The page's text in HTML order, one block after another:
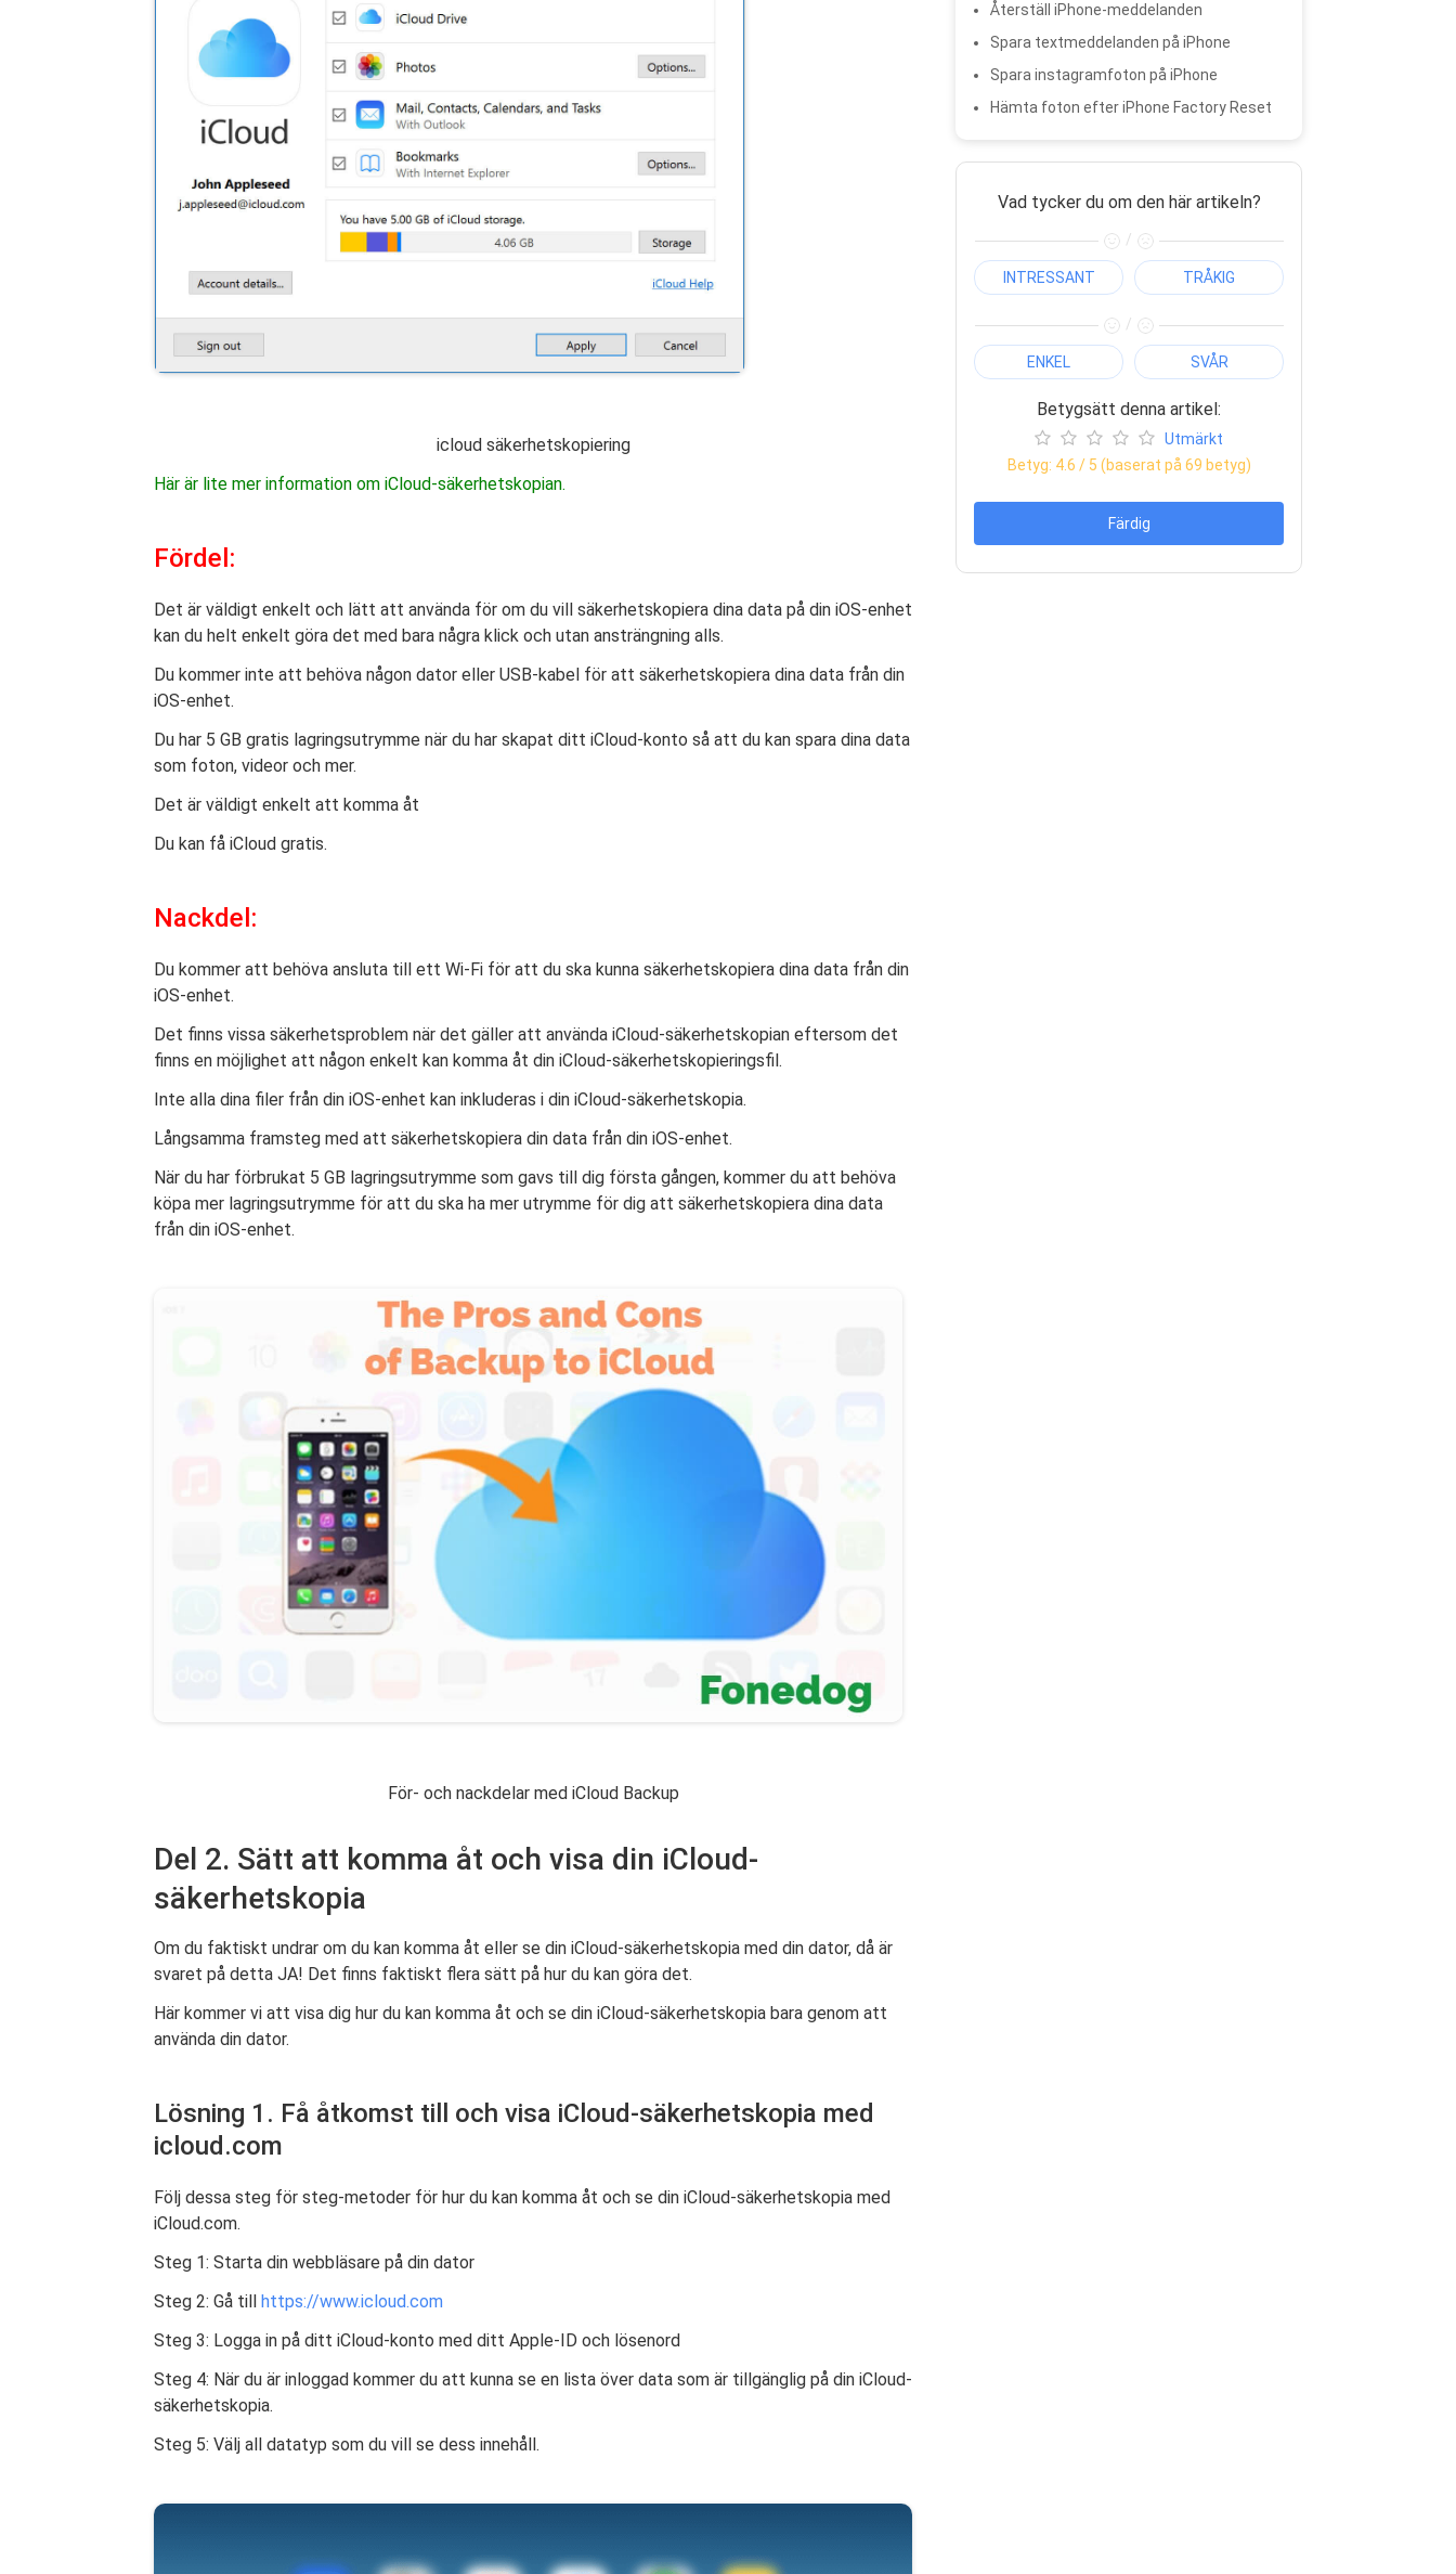
icloud säkerhetskopiering
Här är lite mer information om iCloud-säkerhetskopian.
Fördel:
Det är väldigt enkelt och lätt att använda för om du vill säkerhetskopiera dina data på din iOS-enhet
kan du helt enkelt göra det med bara några klick och utan ansträngning alls.
Du kommer inte att behöva någon dator eller USB-kabel för att säkerhetskopiera dina data från din
iOS-enhet.
Du har 5 GB gratis lagringsutrymme när du har skapat ditt iCloud-konto så att du kan spara dina data
som foton, videor och mer.
Det är väldigt enkelt att komma åt
Du kan få iCloud gratis.
Nackdel:
Du kommer att behöva ansluta till ett Wi-Fi för att du ska kunna säkerhetskopiera dina data från din
iOS-enhet.
Det finns vissa säkerhetsproblem när det gäller att använda iCloud-säkerhetskopian eftersom det
finns en möjlighet att någon enkelt kan komma åt din iCloud-säkerhetskopieringsfil.
Inte alla dina filer från din iOS-enhet kan inkluderas i din iCloud-säkerhetskopia.
Långsamma framsteg med att säkerhetskopiera din data från din iOS-enhet.
När du har förbrukat 5 GB lagringsutrymme som gavs till dig första gången, kommer du att behöva
köpa mer lagringsutrymme för att du ska ha mer utrymme för dig att säkerhetskopiera dina data
från din iOS-enhet.
För- och nackdelar med iCloud Backup
Del 2. Sätt att komma åt och visa din iCloud-
säkerhetskopia
Om du faktiskt undrar om du kan komma åt eller se din iCloud-säkerhetskopia med din dator, då är
svaret på detta JA! Det finns faktiskt flera sätt på hur du kan göra det.
Här kommer vi att visa dig hur du kan komma åt och se din iCloud-säkerhetskopia bara genom att
använda din dator.
Lösning 1. Få åtkomst till och visa iCloud-säkerhetskopia med
icloud.com
Följ dessa steg för steg-metoder för hur du kan komma åt och se din iCloud-säkerhetskopia med
iCloud.com.
Steg 1: Starta din webbläsare på din dator
Steg 2: Gå till https://www.icloud.com
Steg 3: Logga in på ditt iCloud-konto med ditt Apple-ID och lösenord
Steg 4: När du är inloggad kommer du att kunna se en lista över data som är tillgänglig på din iCloud-
säkerhetskopia.
Steg 5: Välj all datatyp som du vill se dess innehåll.
Återställ iPhone-meddelanden
Spara textmeddelanden på iPhone
Spara instagramfoton på iPhone
Hämta foton efter iPhone Factory Reset
Vad tycker du om den här artikeln?
/
INTRESSANT TRÅKIG
/
ENKEL SVÅR
Betygsätt denna artikel:
Utmärkt
Betyg: 4.6 / 5 (baserat på 69 betyg)
Färdig